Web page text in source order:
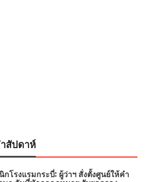
สัปดาห์
กโรงแรมกระบี่: ผู้ว่าฯ สั่งตั้งศูนย์ให้คำ